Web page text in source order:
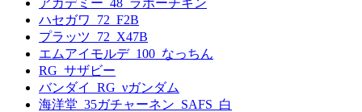
ハセガワ_72_F2B
プラッツ_72_X47B
エムアイモルデ_100_なっちん
RG_サザビー
バンダイ_RG_νガンダム
海洋堂_35ガチャーネン_SAFS_白